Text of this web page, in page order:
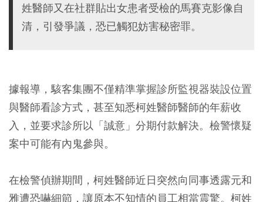
姓醫師又在社群貼出女患者受檢的馬賽克影像自
清，引發爭議，恐已觸犯妨害秘密罪。
據報導，駭客集團不僅精準掌握診所監視器裝設位置
與醫師看診方式，甚至知悉柯姓醫師醫師的年薪收
入，並要求診所以「誠意」分期付款解決。檢警懷疑
案中可能有內鬼參與。
在檢警偵辦期間，柯姓醫師近日突然向同事透露元和
雅遭恐嚇細節，讓原本不知情的員工相當震驚。柯姓